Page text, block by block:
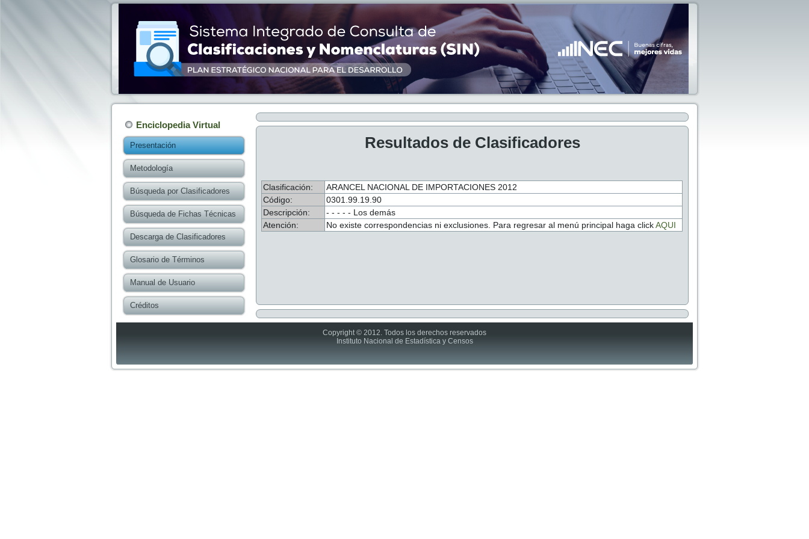
Enciclopedia Virtual
Presentación
Metodología
Búsqueda por Clasificadores
Búsqueda de Fichas Técnicas
Descarga de Clasificadores
Glosario de Términos
Manual de Usuario
Créditos
Resultados de Clasificadores
Clasificación:
ARANCEL NACIONAL DE IMPORTACIONES 2012
Código:
0301.99.19.90
Descripción:
- - - - - Los demás
Atención:
No existe correspondencias ni exclusiones. Para regresar al menú principal haga clickAQUI
Copyright © 2012. Todos los derechos reservados
Instituto Nacional de Estadística y Censos